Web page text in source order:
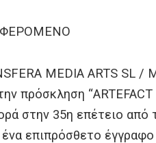
MEDIA ARTS SL /
πρόσκληση
στην 35η επέτειο
επιπρόσθετο